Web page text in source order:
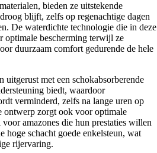
bieden ze uitstekende
blijft, zelfs op regenachtige dagen
De waterdichte technologie die in deze
optimale bescherming terwijl ze
duurzaam comfort gedurende de hele
met een schokabsorberende
biedt, waardoor
verminderd, zelfs na lange uren op
ontwerp zorgt ook voor optimale
amazones die hun prestaties willen
hoge schacht goede enkelsteun, wat
rijervaring.